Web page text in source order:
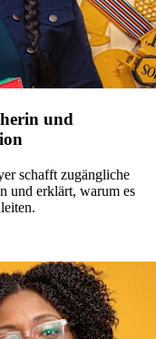
und
schafft zugängliche
und erklärt, warum es